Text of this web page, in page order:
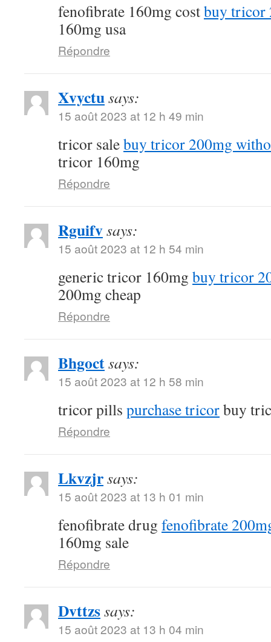
fenofibrate 160mg costbuy tricor
160mg usa
Répondre
Xvyctusays:
15 août 2023 at 12 h 49 min
tricor salebuy tricor 200mg
tricor 160mg
Répondre
Rguifvsays:
15 août 2023 at 12 h 54 min
generic tricor 160mg buy tricor
200mg cheap
Répondre
Bhgoctsays:
15 août 2023 at 12 h 58 min
tricor pills purchase tricorbuy
Répondre
Lkvzjrsays:
15 août 2023 at 13 h 01 min
fenofibrate drug fenofibrate
160mg sale
Répondre
Dvttzssays:
15 août 2023 at 13 h 04 min